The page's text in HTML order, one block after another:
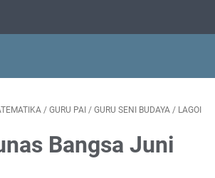
/ GURU PAI / GURU SENI BUDAYA / LAGOI
Bangsa Juni